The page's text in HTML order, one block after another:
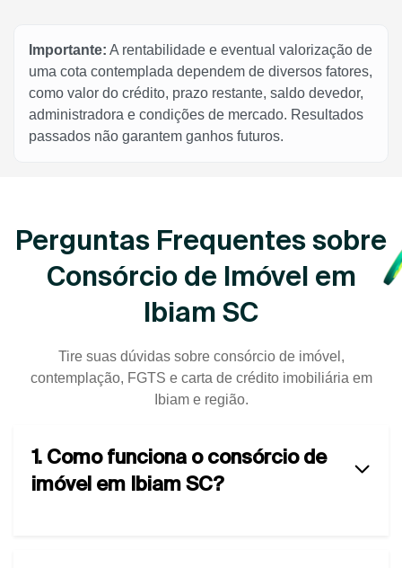
Importante: A rentabilidade e eventual valorização de
uma cota contemplada dependem de diversos fatores,
como valor do crédito, prazo restante, saldo devedor,
administradora e condições de mercado. Resultados
passados não garantem ganhos futuros.
Perguntas Frequentes sobre
Consórcio de Imóvel em
Ibiam SC
Tire suas dúvidas sobre consórcio de imóvel,
contemplação, FGTS e carta de crédito imobiliária em
Ibiam e região.
1. Como funciona o consórcio de
imóvel em Ibiam SC?